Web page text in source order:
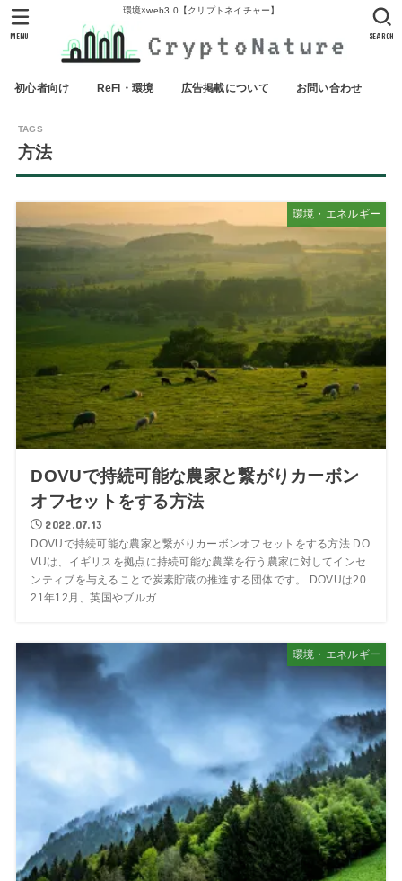
環境×web3.0【クリプトネイチャー】
初心者向け ReFi・環境 広告掲載について お問い合わせ
SEARCH
MENU
方法
環境・エネルギー
DOVUで持続可能な農家と繋がりカーボン
オフセットをする方法
2022.07.13
DOVUで持続可能な農家と繋がりカーボンオフセットをする方法 DO
VUは、イギリスを拠点に持続可能な農業を行う農家に対してインセ
ンティブを与えることで炭素貯蔵の推進する団体です。 DOVUは20
21年12月、英国やブルガ...
環境・エネルギー